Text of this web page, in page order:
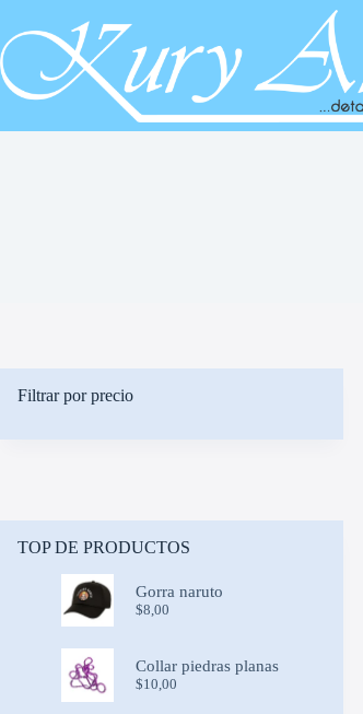
contenido
Filtrar por precio
TOP DE PRODUCTOS
Gorra naruto
$8,00
Collar piedras planas
$10,00